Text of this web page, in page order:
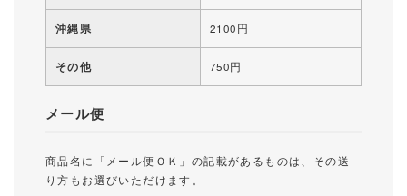
沖縄県 2100円
その他 750円
メール便
商品名に「メール便ＯＫ」の記載があるものは、その送
り方もお選びいただけます。